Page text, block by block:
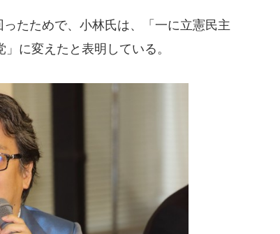
たためで、小林氏は、「一に立憲民主
に変えたと表明している。